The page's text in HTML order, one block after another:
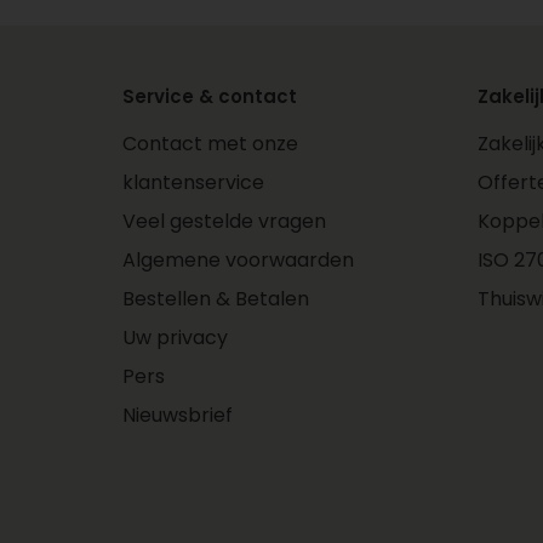
Service & contact
Contact met onze
klantenservice
Veel gestelde vragen
Algemene voorwaarden
Bestellen & Betalen
Uw privacy
Pers
Nieuwsbrief
ISO